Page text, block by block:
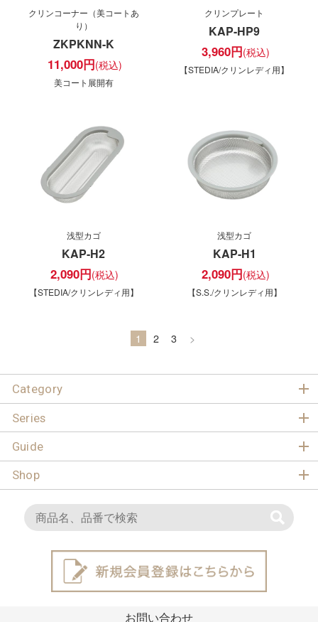
クリンコーナー（美コートあ
り）
ZKPKNN-K
11,000円
美コート展開有
クリンプレート
KAP-HP9
3,960円
【STEDIA/クリンレディ用】
浅型カゴ
KAP-H2
2,090円
【STEDIA/クリンレディ用】
浅型カゴ
KAP-H1
2,090円
【S.S./クリンレディ用】
1 2 3 >
Category
Series
Guide
Shop
お問い合わせ